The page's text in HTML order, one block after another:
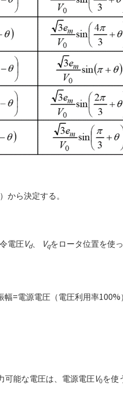
から決定する。
電圧Vd、 Vqをロータ位置を使
幅=電源電圧（電圧利用率100%
可能な電圧は、電源電圧V0を使